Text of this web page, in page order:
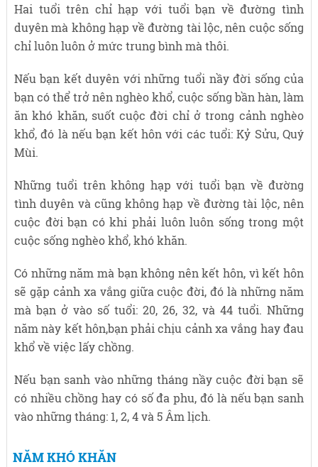
Hai tuổi trên chỉ hạp với tuổi bạn về đường tình
duyên mà không hạp về đường tài lộc, nên cuộc sống
chỉ luôn luôn ở mức trung bình mà thôi.
Nếu bạn kết duyên với những tuổi nầy đời sống của
bạn có thể trở nên nghèo khổ, cuộc sống bần hàn, làm
ăn khó khăn, suốt cuộc đời chỉ ở trong cảnh nghèo
khổ, đó là nếu bạn kết hôn với các tuổi: Kỷ Sửu, Quý
Mùi.
Những tuổi trên không hạp với tuổi bạn về đường
tình duyên và cũng không hạp về đường tài lộc, nên
cuộc đời bạn có khi phải luôn luôn sống trong một
cuộc sống nghèo khổ, khó khăn.
Có những năm mà bạn không nên kết hôn, vì kết hôn
sẽ gặp cảnh xa vắng giữa cuộc đời, đó là những năm
mà bạn ở vào số tuổi: 20, 26, 32, và 44 tuổi. Những
năm này kết hôn,bạn phải chịu cảnh xa vắng hay đau
khổ về việc lấy chồng.
Nếu bạn sanh vào những tháng nầy cuộc đời bạn sẽ
có nhiều chồng hay có số đa phu, đó là nếu bạn sanh
vào những tháng: 1, 2, 4 và 5 Âm lịch.
NĂM KHÓ KHĂN